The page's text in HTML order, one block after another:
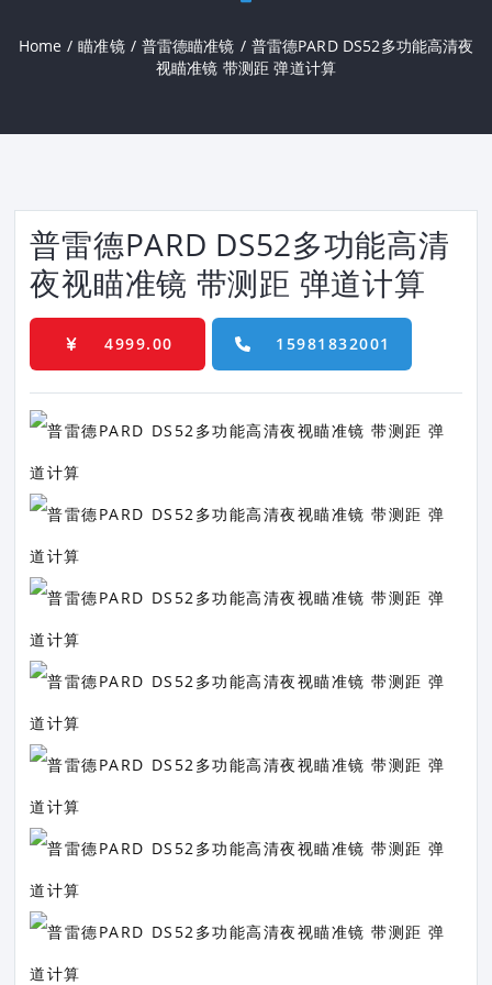
Home / 瞄准镜 / 普雷德瞄准镜 / 普雷德PARD DS52多功能高清夜
视瞄准镜 带测距 弹道计算
普雷德PARD DS52多功能高清
夜视瞄准镜 带测距 弹道计算
4999.00 15981832001